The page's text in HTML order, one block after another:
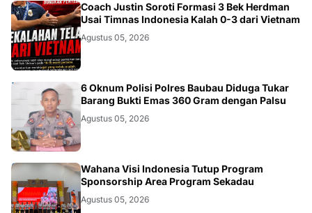
JAKARTA
Coach Justin Soroti Formasi 3 Bek Herdman
Usai Timnas Indonesia Kalah 0-3 dari Vietnam
Agustus 05, 2026
BAUBAU
6 Oknum Polisi Polres Baubau Diduga Tukar
Barang Bukti Emas 360 Gram dengan Palsu
Agustus 05, 2026
KALBAR
Wahana Visi Indonesia Tutup Program
Sponsorship Area Program Sekadau
Agustus 05, 2026